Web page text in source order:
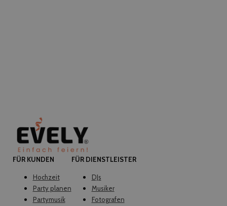
FÜR KUNDEN
Hochzeit
Party planen
Partymusik
FÜR DIENSTLEISTER
DJs
Musiker
Fotografen